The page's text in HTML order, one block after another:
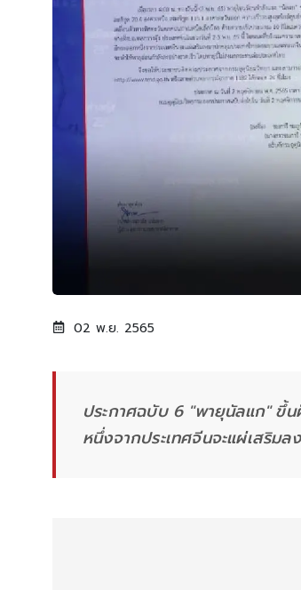
02 พ.ย. 2565
ประกาศฉบับ 6 "พายุนัลแก" ขึ้
หนึ่งจากประเทศจีนจะแผ่เสริม